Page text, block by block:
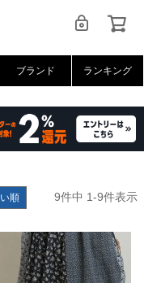
ブランド ランキング
順 9件中 1-9件表示